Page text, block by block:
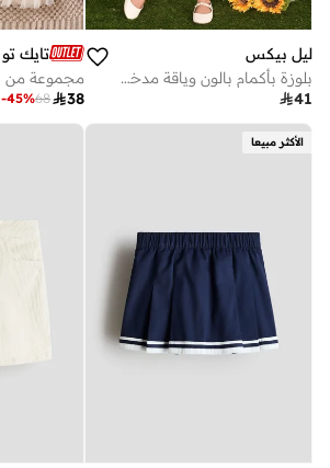
ليل بيكس
بلوزة بأكمام بالون وياقة مدخنة مع تنورة لامعة
41
تايك تو
38
68
-45%
الأكثر مبيعا